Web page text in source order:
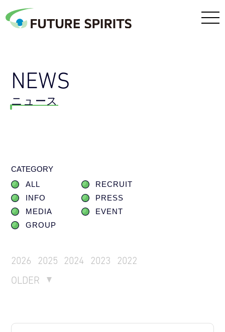
NEWS
ニュース
CATEGORY
ALL
RECRUIT
INFO
PRESS
MEDIA
EVENT
GROUP
2026 2025 2024 2023
2022
OLDER